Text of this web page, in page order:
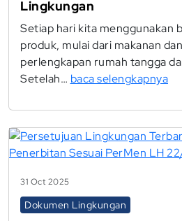
Lingkungan
Setiap hari kita menggunakan
produk, mulai dari makanan
perlengkapan rumah tangga
Setelah… baca selengkapnya
31 Oct 2025
Dokumen Lingkungan